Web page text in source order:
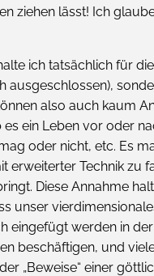
ziehen lässt! Ich
ich tatsächlich für
ausgeschlossen),
also auch kaum
ein Leben vor oder
oder nicht, etc. Es
erweiterter Technik
Diese Annahme
unser
eingefügt werden in
beschäftigen, und
„Beweise“ einer